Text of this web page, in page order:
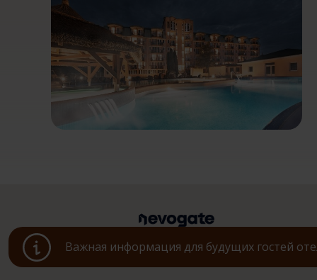
Важная информация для будущих гостей